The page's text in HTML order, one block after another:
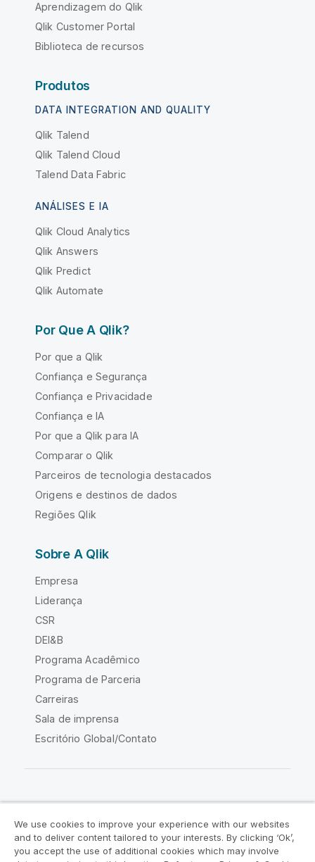
Aprendizagem do Qlik
Qlik Customer Portal
Biblioteca de recursos
Produtos
DATA INTEGRATION AND QUALITY
Qlik Talend
Qlik Talend Cloud
Talend Data Fabric
ANÁLISES E IA
Qlik Cloud Analytics
Qlik Answers
Qlik Predict
Qlik Automate
Por Que A Qlik?
Por que a Qlik
Confiança e Segurança
Confiança e Privacidade
Confiança e IA
Por que a Qlik para IA
Comparar o Qlik
Parceiros de tecnologia destacados
Origens e destinos de dados
Regiões Qlik
Sobre A Qlik
Empresa
Liderança
CSR
DEI&B
Programa Acadêmico
Programa de Parceria
Carreiras
Sala de imprensa
Escritório Global/Contato
Acordos legais Termos do produto
We use cookies to improve your experience with our websites
and to deliver content tailored to your interests. By clicking ‘Ok’,
you accept the use of additional cookies which may involve